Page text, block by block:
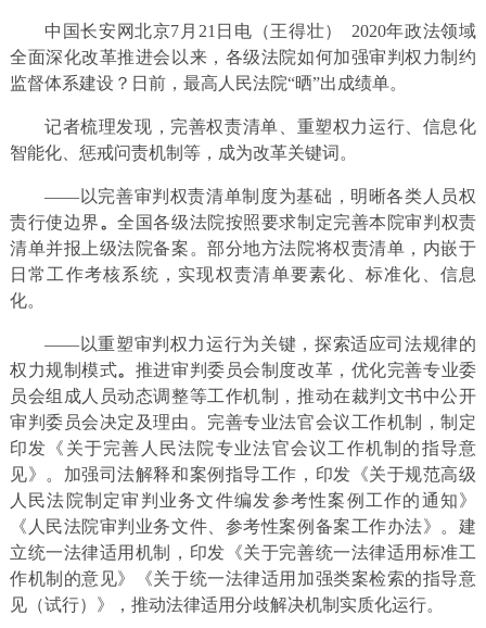
中国长安网北京7月21日电（王得壮） 2020年政法领域
全面深化改革推进会以来，各级法院如何加强审判权力制约
监督体系建设？日前，最高人民法院“晒”出成绩单。
记者梳理发现，完善权责清单、重塑权力运行、信息化
智能化、惩戒问责机制等，成为改革关键词。
——以完善审判权责清单制度为基础，明晰各类人员权
责行使边界。全国各级法院按照要求制定完善本院审判权责
清单并报上级法院备案。部分地方法院将权责清单，内嵌于
日常工作考核系统，实现权责清单要素化、标准化、信息
化。
——以重塑审判权力运行为关键，探索适应司法规律的
权力规制模式。 推进审判委员会制度改革，优化完善专业委
员会组成人员动态调整等工作机制，推动在裁判文书中公开
审判委员会决定及理由。完善专业法官会议工作机制，制定
印发《关于完善人民法院专业法官会议工作机制的指导意
见》。加强司法解释和案例指导工作，印发《关于规范高级
人民法院制定审判业务文件编发参考性案例工作的通知》
《人民法院审判业务文件、参考性案例备案工作办法》。建
立统一法律适用机制，印发《关于完善统一法律适用标准工
作机制的意见》《关于统一法律适用加强类案检索的指导意
见（试行）》，推动法律适用分歧解决机制实质化运行。